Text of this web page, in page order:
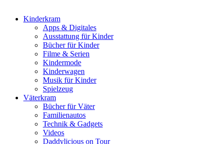
Kinderkram
Apps & Digitales
Ausstattung für Kinder
Bücher für Kinder
Filme & Serien
Kindermode
Kinderwagen
Musik für Kinder
Spielzeug
Väterkram
Bücher für Väter
Familienautos
Technik & Gadgets
Videos
Daddylicious on Tour